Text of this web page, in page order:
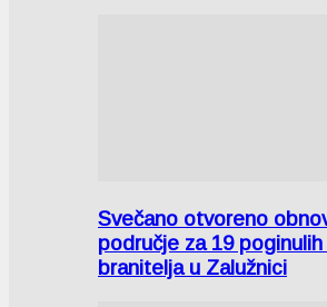
Svečano otvoreno
područje za 19
branitelja u Zalužnici